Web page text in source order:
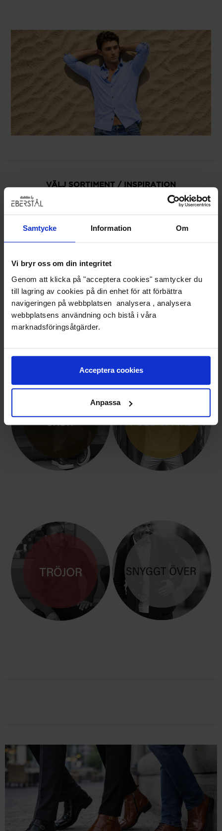
Samtycke Information Om
Vi bryr oss om din integritet
Genom att klicka på "acceptera cookies" samtycker du
till lagring av cookies på din enhet för att förbättra
navigeringen på webbplatsen analysera , analysera
webbplatsens användning och bistå i våra
marknadsföringsåtgärder.
Acceptera cookies
Anpassa
VÄLJ SORTIMENT / INSPIRATION